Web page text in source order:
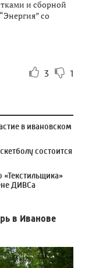
и сборной
со
3 1
в ивановском
состоится
«Текстильщика»
ДИВСа
в Иванове